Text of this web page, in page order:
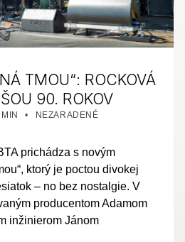
TMOU“: ROCKOVÁ
90. ROKOV
KATEGORIZOVANÉ AKO:
NEZARADENÉ
prichádza s novým
ktorý je poctou divokej
– no bez nostalgie. V
producentom Adamom
inžinierom Jánom